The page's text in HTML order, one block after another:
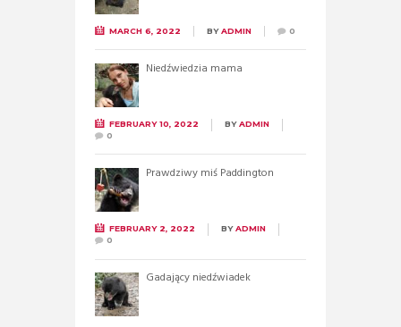
MARCH 6, 2022 BYADMIN 0
Niedźwiedzia mama
FEBRUARY 10, 2022 BYADMIN
0
Prawdziwy miś Paddington
FEBRUARY 2, 2022 BYADMIN
0
Gadający niedźwiadek